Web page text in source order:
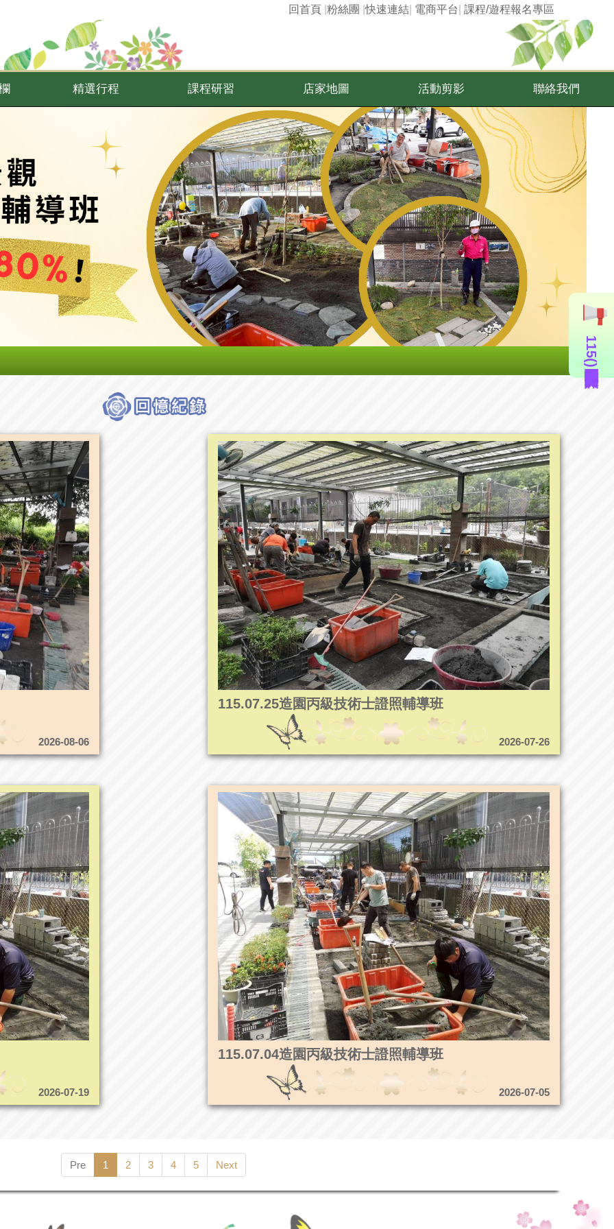
課程/遊程報名專區
電商平台
快速連結
粉絲團 |
回首頁
精選行程 課程研習 店家地圖 活動剪影 聯絡我們
2026-08-06
115.07.25造園丙級技術士證照輔導班
2026-07-26
2026-07-19
115.07.04造園丙級技術士證照輔導班
2026-07-05
Pre 1 2 3 4 5 Next
115年度造園景觀丙級技術士證照輔導班(即測即評周六班)